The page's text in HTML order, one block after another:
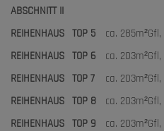
ABSCHNITT II
REIHENHAUS TOP 5 ca. 285m²Gfl,
REIHENHAUS TOP 6 ca. 203m²Gfl,
REIHENHAUS TOP 7 ca. 203m²Gfl,
REIHENHAUS TOP 8 ca. 203m²Gfl,
REIHENHAUS TOP 9 ca. 203m²Gfl,